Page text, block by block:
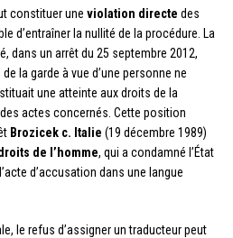
constituer une violation directe des
d’entraîner la nullité de la procédure. La
dans un arrêt du 25 septembre 2012,
la garde à vue d’une personne ne
une atteinte aux droits de la
actes concernés. Cette position
Brozicek c. Italie (19 décembre 1989)
de l’homme, qui a condamné l’État
d’accusation dans une langue
le refus d’assigner un traducteur peut